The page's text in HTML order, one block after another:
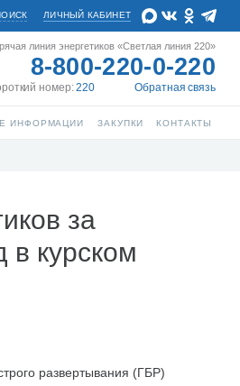
ЛИЧНЫЙ КАБИНЕТ
линия энергетиков «Светлая линия 220»
8-800-220-0-220
номер:220 Обратная связь
ИНФОРМАЦИИ ЗАКУПКИ КОНТАКТЫ
за
в курском
развертывания (ГБР)